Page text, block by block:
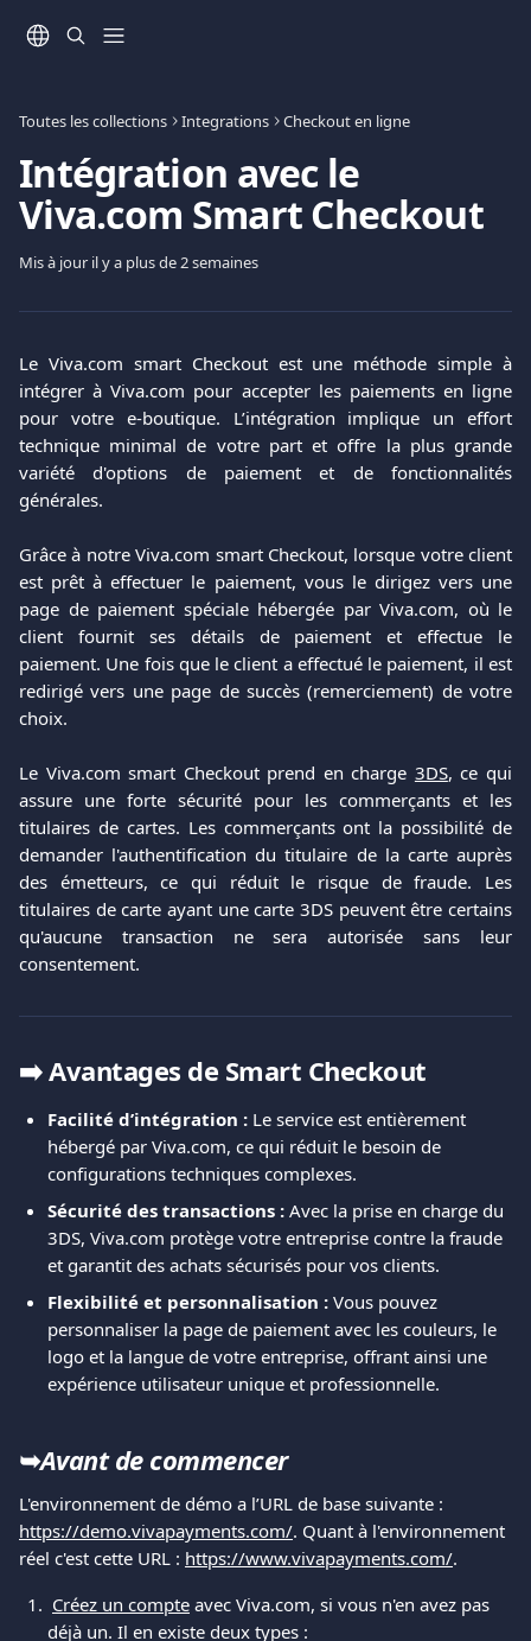
Toutes les collections Integrations Checkout en ligne
Intégration avec le
Viva.com Smart Checkout
Mis à jour il y a plus de 2 semaines
Le Viva.com smart Checkout est une méthode simple à
intégrer à Viva.com pour accepter les paiements en ligne
pour votre e-boutique. L’intégration implique un effort
technique minimal de votre part et offre la plus grande
variété d'options de paiement et de fonctionnalités
générales.
Grâce à notre Viva.com smart Checkout, lorsque votre client
est prêt à effectuer le paiement, vous le dirigez vers une
page de paiement spéciale hébergée par Viva.com, où le
client fournit ses détails de paiement et effectue le
paiement. Une fois que le client a effectué le paiement, il est
redirigé vers une page de succès (remerciement) de votre
choix.
Le Viva.com smart Checkout prend en charge 3DS, ce qui
assure une forte sécurité pour les commerçants et les
titulaires de cartes. Les commerçants ont la possibilité de
demander l'authentification du titulaire de la carte auprès
des émetteurs, ce qui réduit le risque de fraude. Les
titulaires de carte ayant une carte 3DS peuvent être certains
qu'aucune transaction ne sera autorisée sans leur
consentement.
➡️ Avantages de Smart Checkout
Facilité d’intégration : Le service est entièrement
hébergé par Viva.com, ce qui réduit le besoin de
configurations techniques complexes.
Sécurité des transactions : Avec la prise en charge du
3DS, Viva.com protège votre entreprise contre la fraude
et garantit des achats sécurisés pour vos clients.
Flexibilité et personnalisation : Vous pouvez
personnaliser la page de paiement avec les couleurs, le
logo et la langue de votre entreprise, offrant ainsi une
expérience utilisateur unique et professionnelle.
➥Avant de commencer
L'environnement de démo a l’URL de base suivante :
https://demo.vivapayments.com/. Quant à l'environnement
réel c'est cette URL : https://www.vivapayments.com/.
Créez un compte avec Viva.com, si vous n'en avez pas
déjà un. Il en existe deux types :